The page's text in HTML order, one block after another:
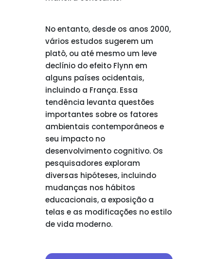
No entanto, desde os anos 2000,
vários estudos sugerem um
platô, ou até mesmo um leve
declínio do efeito Flynn em
alguns países ocidentais,
incluindo a França. Essa
tendência levanta questões
importantes sobre os fatores
ambientais contemporâneos e
seu impacto no
desenvolvimento cognitivo. Os
pesquisadores exploram
diversas hipóteses, incluindo
mudanças nos hábitos
educacionais, a exposição a
telas e as modificações no estilo
de vida moderno.